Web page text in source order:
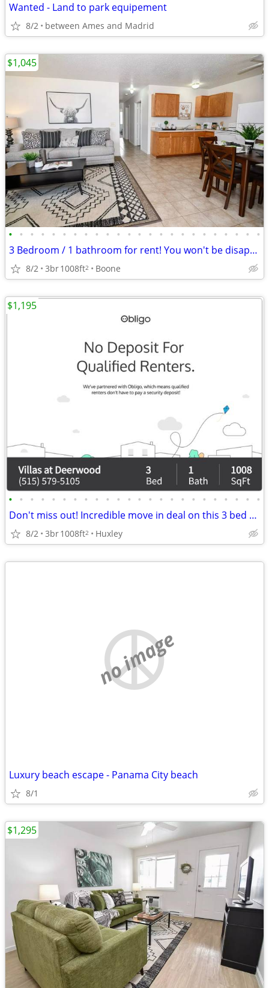
Wanted - Land to park equipement
8/2 between Ames and Madrid
• • • • • • • • • • • • • • • • • • • • • • • •
3 Bedroom / 1 bathroom for rent! You won't be disappointed!
8/2 3br1008ft2 Boone
$1,045
• • • • • • • • • • • • • • • • • • • • • • • •
Don't miss out! Incredible move in deal on this 3 bed 1 bath!
8/2 3br1008ft2 Huxley
$1,195
no image
Luxury beach escape - Panama City beach
8/1
$1,295